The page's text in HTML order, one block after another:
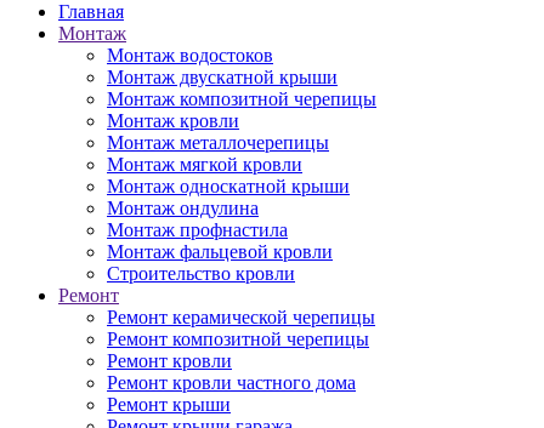
Главная
Монтаж
Монтаж водостоков
Монтаж двускатной крыши
Монтаж композитной черепицы
Монтаж кровли
Монтаж металлочерепицы
Монтаж мягкой кровли
Монтаж односкатной крыши
Монтаж ондулина
Монтаж профнастила
Монтаж фальцевой кровли
Строительство кровли
Ремонт
Ремонт керамической черепицы
Ремонт композитной черепицы
Ремонт кровли
Ремонт кровли частного дома
Ремонт крыши